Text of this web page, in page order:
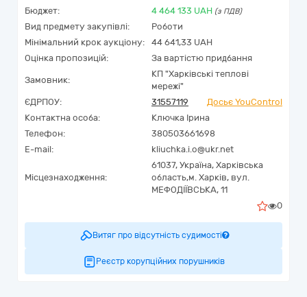
Бюджет: 4 464 133 UAH (з ПДВ)
Вид предмету закупівлі:
Роботи
Мінімальний крок аукціону:
44 641,33 UAH
Оцінка пропозицій:
За вартістю придбання
Замовник:
КП "Харківські теплові
мережі"
ЄДРПОУ:
31557119
Досьє YouControl
Контактна особа:
Ключка Ірина
Телефон:
380503661698
E-mail:
kliuchka.i.o@ukr.net
Місцезнаходження:
61037, Україна, Харківська
область,м. Харків, вул.
МЕФОДІЇВСЬКА, 11
0
Витяг про відсутність судимості
Реєстр корупційних порушників